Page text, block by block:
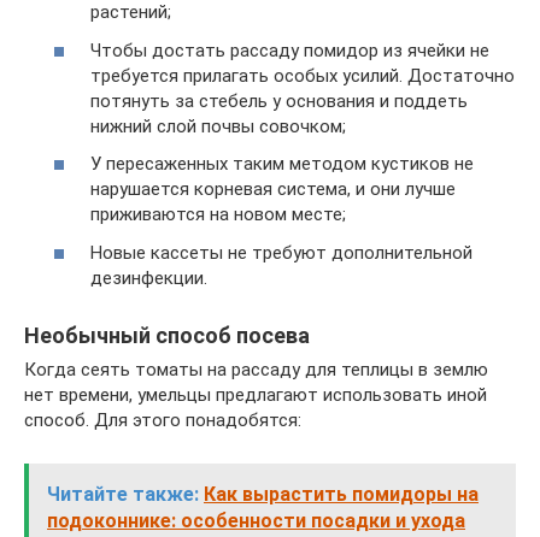
растений;
Чтобы достать рассаду помидор из ячейки не
требуется прилагать особых усилий. Достаточно
потянуть за стебель у основания и поддеть
нижний слой почвы совочком;
У пересаженных таким методом кустиков не
нарушается корневая система, и они лучше
приживаются на новом месте;
Новые кассеты не требуют дополнительной
дезинфекции.
Необычный способ посева
Когда сеять томаты на рассаду для теплицы в землю
нет времени, умельцы предлагают использовать иной
способ. Для этого понадобятся:
Читайте также: Как вырастить помидоры на
подоконнике: особенности посадки и ухода